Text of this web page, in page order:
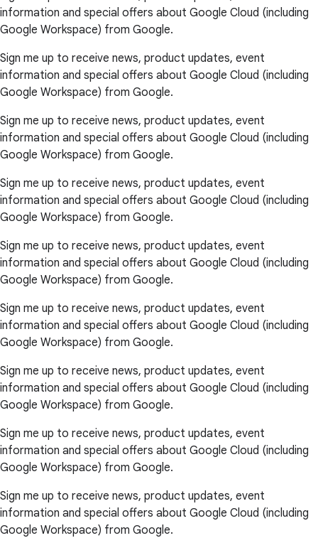
information and special offers about Google Cloud (including
Google Workspace) from Google.
Sign me up to receive news, product updates, event
information and special offers about Google Cloud (including
Google Workspace) from Google.
Sign me up to receive news, product updates, event
information and special offers about Google Cloud (including
Google Workspace) from Google.
Sign me up to receive news, product updates, event
information and special offers about Google Cloud (including
Google Workspace) from Google.
Sign me up to receive news, product updates, event
information and special offers about Google Cloud (including
Google Workspace) from Google.
Sign me up to receive news, product updates, event
information and special offers about Google Cloud (including
Google Workspace) from Google.
Sign me up to receive news, product updates, event
information and special offers about Google Cloud (including
Google Workspace) from Google.
Sign me up to receive news, product updates, event
information and special offers about Google Cloud (including
Google Workspace) from Google.
Sign me up to receive news, product updates, event
information and special offers about Google Cloud (including
Google Workspace) from Google.